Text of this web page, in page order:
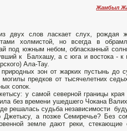
Жамбыл
двух слов ласкает слух, рождая
холмистой, но всегда в
под южным небом, обласканный
к Балхашу, а с юга и востока - к
Ала-Тау.
зон от жарких пустынь до
предков от тысячелетних
сопок.
у самой северной границы
без времени ушедшего Чокана
решалась судьба независимости
Джетысу, а позже Семиречье? Без
земле дают реки,